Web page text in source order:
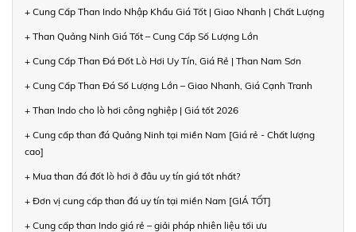
+ Cung Cấp Than Indo Nhập Khẩu Giá Tốt | Giao Nhanh | Chất Lượng
+ Than Quảng Ninh Giá Tốt – Cung Cấp Số Lượng Lớn
+ Cung Cấp Than Đá Đốt Lò Hơi Uy Tín, Giá Rẻ | Than Nam Sơn
+ Cung Cấp Than Đá Số Lượng Lớn – Giao Nhanh, Giá Cạnh Tranh
+ Than Indo cho lò hơi công nghiệp | Giá tốt 2026
+ Cung cấp than đá Quảng Ninh tại miền Nam [Giá rẻ - Chất lượng
cao]
+ Mua than đá đốt lò hơi ở đâu uy tín giá tốt nhất?
+ Đơn vị cung cấp than đá uy tín tại miền Nam [GIÁ TỐT]
+ Cung cấp than Indo giá rẻ – giải pháp nhiên liệu tối ưu